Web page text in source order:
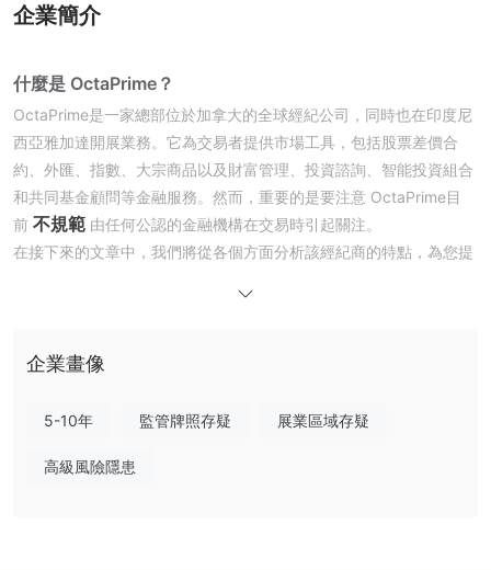
企業簡介
什麼是 OctaPrime？
OctaPrime是一家總部位於加拿大的全球經紀公司，同時也在印度尼
西亞雅加達開展業務。它為交易者提供市場工具，包括股票差價合
約、外匯、指數、大宗商品以及財富管理、投資諮詢、智能投資組合
和共同基金顧問等金融服務。然而，重要的是要注意 OctaPrime目
前 不規範 由任何公認的金融機構在交易時引起關注。
在接下來的文章中，我們將從各個方面分析該經紀商的特點，為您提
優點缺點 OctaPrime另類經紀人
些流行的選項包括：
和經驗豐富的交易者。
企業畫像
5-10年 監管牌照存疑 展業區域存疑
高級風險隱患